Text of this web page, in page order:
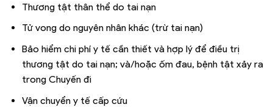
Thương tật thân thể do tai nạn
Tử vong do nguyên nhân khác (trừ tai nạn)
Bảo hiểm chi phí y tế cần thiết và hợp lý để điều trị
thương tật do tai nạn; và/hoặc ốm đau, bệnh tật xảy ra
trong Chuyến đi
Vận chuyển y tế cấp cứu